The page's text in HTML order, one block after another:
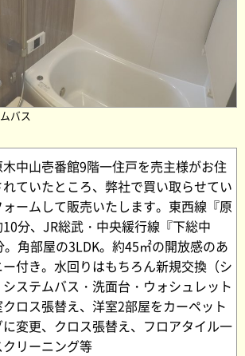
バス
中山壱番館9階一住戸を売主様がお住
ていたところ、弊社で買い取らせてい
ームして販売いたします。東西線『原
分、JR総武・中央緩行線『下総中
角部屋の3LDK。約45㎡の開放感のあ
付き。水回りはもちろん新規交換（シ
ステムバス・洗面台・ウォシュレット
ロス張替え、洋室2部屋をカーペット
変更、クロス張替え、フロアタイル一
リーニング等